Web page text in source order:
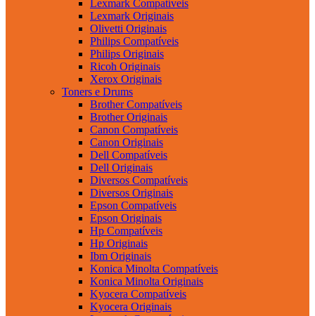
Lexmark Compatíveis
Lexmark Originais
Olivetti Originais
Philips Compatíveis
Philips Originais
Ricoh Originais
Xerox Originais
Toners e Drums
Brother Compatíveis
Brother Originais
Canon Compatíveis
Canon Originais
Dell Compatíveis
Dell Originais
Diversos Compatíveis
Diversos Originais
Epson Compatíveis
Epson Originais
Hp Compatíveis
Hp Originais
Ibm Originais
Konica Minolta Compatíveis
Konica Minolta Originais
Kyocera Compatíveis
Kyocera Originais